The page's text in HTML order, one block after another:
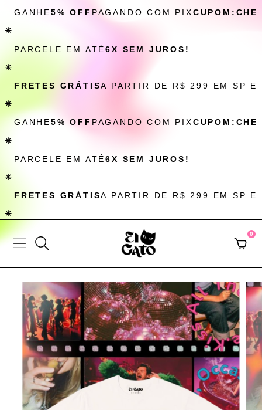
GANHE5% OFF PAGANDO COM PIX
✳
PARCELE EM ATÉ6X SEM JUROS!
✳
FRETES GRÁTISA PARTIR DE R$ 299 EM SP
✳
GANHE5% OFF PAGANDO COM PIX
✳
PARCELE EM ATÉ6X SEM JUROS!
✳
FRETES GRÁTISA PARTIR DE R$ 299 EM SP
✳
0